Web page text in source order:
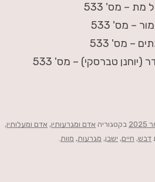
מת – מס' 533
– מס' 533
– מס' 533
טברסקי) – מס' 533
בקטגוריה אדם ומגרעותיו, אדם ומעלותיו,
דבש, חיים, ישבן, מגרעות, מוות.